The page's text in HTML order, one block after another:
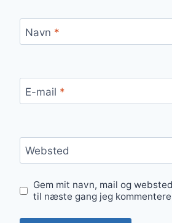
Navn *
E-mail *
Websted
Gem mit navn, mail og
til næste gang jeg